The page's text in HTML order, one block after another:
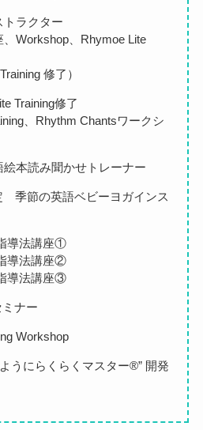
トラクター
、Workshop、Rhymoe Lite
修了）
Training修了
、Rhythm Chantsワークシ
本読み聞かせトレーナー
季節の英語ベビーヨガインス
導法講座①
導法講座②
導法講座③
ナー
Workshop
うにらくらくマスター®️” 開発